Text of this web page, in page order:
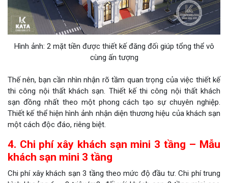
Hình ảnh: 2 mặt tiền được thiết kế đăng đối giúp tổng thể vô
cùng ấn tượng
Thế nên, bạn cần nhìn nhận rõ tầm quan trọng của việc thiết kế
thi công nội thất khách sạn. Thiết kế thi công nội thất khách
sạn đồng nhất theo một phong cách tạo sự chuyên nghiệp.
Thiết kế thể hiện hình ảnh nhận diện thương hiệu của khách sạn
một cách độc đáo, riêng biệt.
4. Chi phí xây khách sạn mini 3 tầng – Mẫu
khách sạn mini 3 tầng
Chi phí xây khách sạn 3 tầng theo mức độ đầu tư. Chi phí trung